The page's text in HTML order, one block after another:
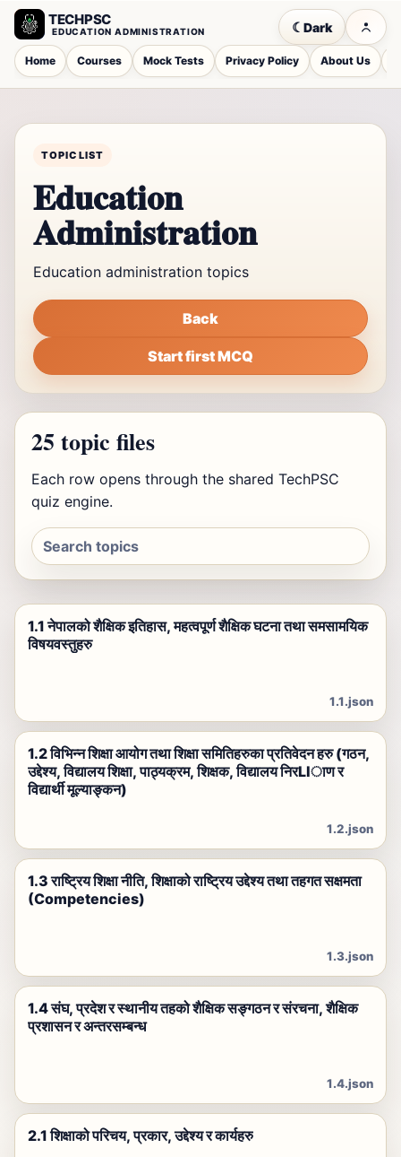
TECHPSC
EDUCATION ADMINISTRATION
Home Courses Mock Tests Privacy Policy About Us
☾ Dark
TOPIC LIST
Education
Administration
Education administration topics
Back
Start first MCQ
25 topic files
Each row opens through the shared TechPSC
quiz engine.
1.1 नेपालको शैक्षिक इतिहास, महत्वपूर्ण शैक्षिक घटना तथा समसामयिक
विषयवस्तुहरु
1.1.json
1.2 विभिन्न शिक्षा आयोग तथा शिक्षा समितिहरुका प्रतिवेदन हरु (गठन,
उद्देश्य, विद्यालय शिक्षा, पाठ्यक्रम, शिक्षक, विद्यालय निरLIाण र
विद्यार्थी मूल्याङ्कन)
1.2.json
1.3 राष्ट्रिय शिक्षा नीति, शिक्षाको राष्ट्रिय उद्देश्य तथा तहगत सक्षमता
(Competencies)
1.3.json
1.4 संघ, प्रदेश र स्थानीय तहको शैक्षिक सङ्गठन र संरचना, शैक्षिक
प्रशासन र अन्तरसम्बन्ध
1.4.json
2.1 शिक्षाको परिचय, प्रकार, उद्देश्य र कार्यहरु